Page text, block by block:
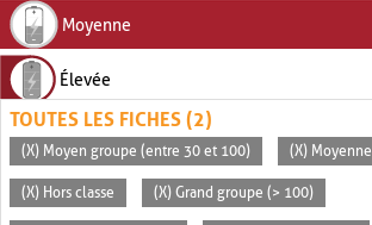
Moyenne
Élevée
TOUTES LES FICHES (2)
(X) Moyen groupe (entre 30 et 100) (X) Moyenne
(X) Hors classe (X) Grand groupe (> 100)